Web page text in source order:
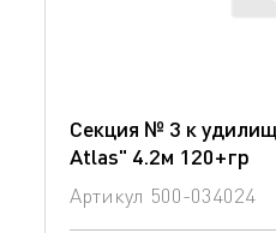
Секция № 3 к
Atlas" 4.2м 120+гр
Артикул 500-034024